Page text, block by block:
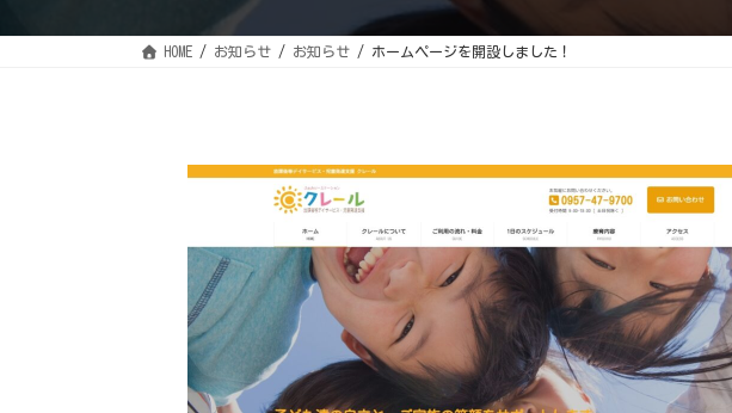
HOME お知らせ お知らせ ホームページを開設しました！